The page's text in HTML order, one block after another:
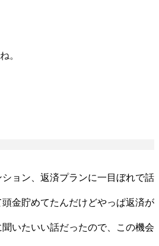
。
ョン、返済プランに一目ぼれで話
金貯めてたんだけどやっぱ返済が
いたいい話だったので、この機会